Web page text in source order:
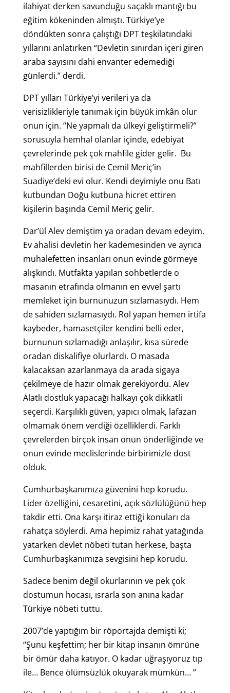
ilahiyat derken savunduğu saçaklı mantığı bu
eğitim kökeninden almıştı. Türkiye’ye
döndükten sonra çalıştığı DPT teşkilatındaki
yıllarını anlatırken “Devletin sınırdan içeri giren
araba sayısını dahi envanter edemediği
günlerdi.” derdi.
DPT yılları Türkiye’yi verileri ya da
verisizlikleriyle tanımak için büyük imkân olur
onun için. “Ne yapmalı da ülkeyi geliştirmeli?”
sorusuyla hemhal olanlar içinde, edebiyat
çevrelerinde pek çok mahfile gider gelir. Bu
mahfillerden birisi de Cemil Meriç’in
Suadiye’deki evi olur. Kendi deyimiyle onu Batı
kutbundan Doğu kutbuna hicret ettiren
kişilerin başında Cemil Meriç gelir.
Dar’ül Alev demiştim ya oradan devam edeyim.
Ev ahalisi devletin her kademesinden ve ayrıca
muhalefetten insanları onun evinde görmeye
alışkındı. Mutfakta yapılan sohbetlerde o
masanın etrafında olmanın en evvel şartı
memleket için burnunuzun sızlamasıydı. Hem
de sahiden sızlamasıydı. Rol yapan hemen irtifa
kaybeder, hamasetçiler kendini belli eder,
burnunun sızlamadığı anlaşılır, kısa sürede
oradan diskalifiye olurlardı. O masada
kalacaksan azarlanmaya da arada sigaya
çekilmeye de hazır olmak gerekiyordu. Alev
Alatlı dostluk yapacağı halkayı çok dikkatli
seçerdi. Karşılıklı güven, yapıcı olmak, lafazan
olmamak önem verdiği özelliklerdi. Farklı
çevrelerden birçok insan onun önderliğinde ve
onun evinde meclislerinde birbirimizle dost
olduk.
Cumhurbaşkanımıza güvenini hep korudu.
Lider özelliğini, cesaretini, açık sözlülüğünü hep
takdir etti. Ona karşı itiraz ettiği konuları da
rahatça söylerdi. Ama hepimiz rahat yatağında
yatarken devlet nöbeti tutan herkese, başta
Cumhurbaşkanımıza sevgisini hep korudu.
Sadece benim değil okurlarının ve pek çok
dostumun hocası, ısrarla son anına kadar
Türkiye nöbeti tuttu.
2007’de yaptığım bir röportajda demişti ki;
“Şunu keşfettim; her bir kitap insanın ömrüne
bir ömür daha katıyor. O kadar uğraşıyoruz tıp
ile… Bence ölümsüzlük okuyarak mümkün… ”